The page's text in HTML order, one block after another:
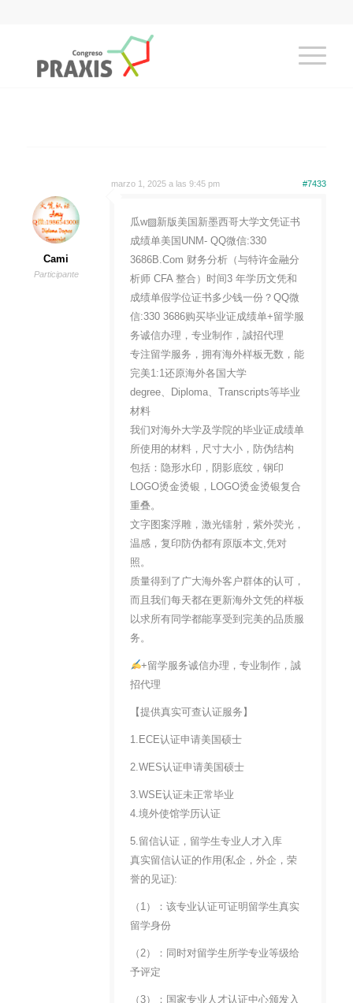
marzo 1, 2025 a las 9:45 pm #7433
Cami
Participante
瓜w▨新版美国新墨西哥大学文凭证书
成绩单美国UNM- QQ微信:330
3686B.Com 财务分析（与特许金融分
析师 CFA 整合）时间3 年学历文凭和
成绩单假学位证书多少钱一份？QQ微
信:330 3686购买毕业证成绩单+留学服
务诚信办理，专业制作，誠招代理
专注留学服务，拥有海外样板无数，能
完美1:1还原海外各国大学
degree、Diploma、Transcripts等毕业
材料
我们对海外大学及学院的毕业证成绩单
所使用的材料，尺寸大小，防伪结构
包括：隐形水印，阴影底纹，钢印
LOGO烫金烫银，LOGO烫金烫银复合
重叠。
文字图案浮雕，激光镭射，紫外荧光，
温感，复印防伪都有原版本文,凭对
照。
质量得到了广大海外客户群体的认可，
而且我们每天都在更新海外文凭的样板
以求所有同学都能享受到完美的品质服
务。
+留学服务诚信办理，专业制作，誠
招代理
【提供真实可查认证服务】
1.ECE认证申请美国硕士
2.WES认证申请美国硕士
3.WSE认证未正常毕业
4.境外使馆学历认证
5.留信认证，留学生专业人才入库
真实留信认证的作用(私企，外企，荣
誉的见证):
（1）：该专业认证可证明留学生真实
留学身份
（2）：同时对留学生所学专业等级给
予评定
（3）：国家专业人才认证中心颁发入